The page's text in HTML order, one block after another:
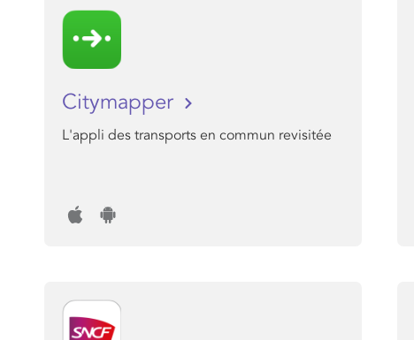
Citymapper
L'appli des transports en commun revisitée